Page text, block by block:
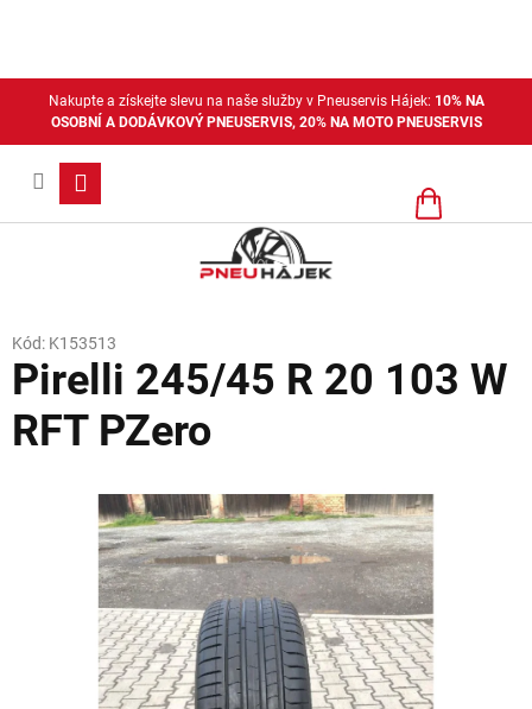
Nakupte a získejte slevu na naše služby v Pneuservis Hájek: 10% NA
OSOBNÍ A DODÁVKOVÝ PNEUSERVIS, 20% NA MOTO PNEUSERVIS
Nákupní
Pirelli 245/45 R 20 103 W
RFT PZero
Kód: K153513